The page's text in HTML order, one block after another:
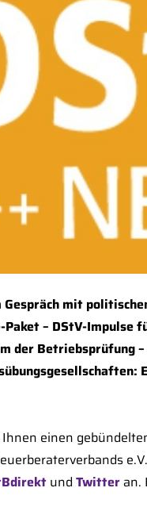
mit
– DStV-Impulse
der Betriebsprüfung
einen
und Twitteran.